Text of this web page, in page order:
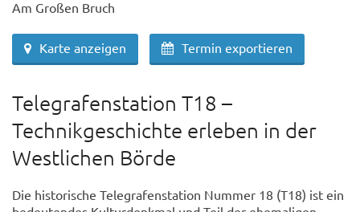
Am Großen Bruch
Karte anzeigen Termin exportieren
Telegrafenstation T18 –
Technikgeschichte erleben in der
Westlichen Börde
Die historische Telegrafenstation Nummer 18 (T18) ist ein